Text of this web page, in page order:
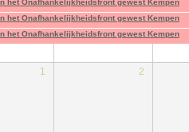
het Onafhankelijkheidsfront gewest Kempen
het Onafhankelijkheidsfront gewest Kempen
het Onafhankelijkheidsfront gewest Kempen
1 2
het Onafhankelijkheidsfront gewest Kempen
het Onafhankelijkheidsfront gewest Kempen
het Onafhankelijkheidsfront gewest Kempen